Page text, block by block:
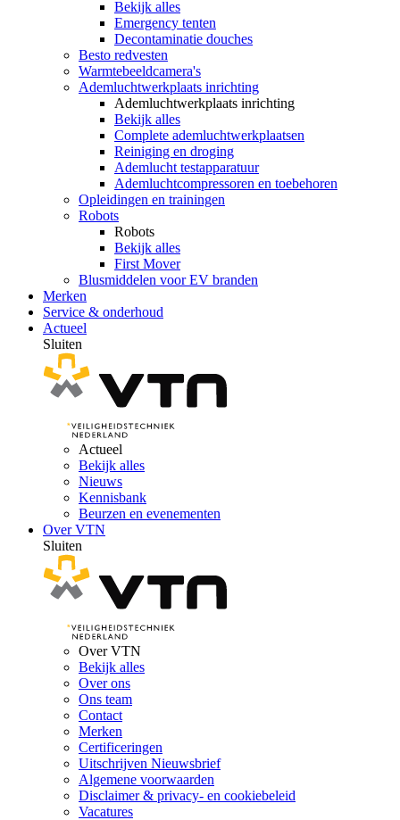
Bekijk alles
Emergency tenten
Decontaminatie douches
Besto redvesten
Warmtebeeldcamera's
Ademluchtwerkplaats inrichting
Ademluchtwerkplaats inrichting
Bekijk alles
Complete ademluchtwerkplaatsen
Reiniging en droging
Ademlucht testapparatuur
Ademluchtcompressoren en toebehoren
Opleidingen en trainingen
Robots
Robots
Bekijk alles
First Mover
Blusmiddelen voor EV branden
Merken
Service & onderhoud
Actueel
Sluiten
Actueel
Bekijk alles
Nieuws
Kennisbank
Beurzen en evenementen
Over VTN
Sluiten
Over VTN
Bekijk alles
Over ons
Ons team
Contact
Merken
Certificeringen
Uitschrijven Nieuwsbrief
Algemene voorwaarden
Disclaimer & privacy- en cookiebeleid
Vacatures